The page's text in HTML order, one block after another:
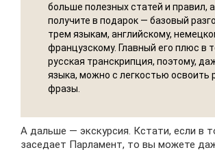
больше полезных статей и правил,
получите в подарок — базовый
трем языкам, английскому,
французскому. Главный его плюс в
русская транскрипция, поэтому,
языка, можно с легкостью освоить
фразы.
А дальше — экскурсия. Кстати, если в
заседает Парламент, то вы можете